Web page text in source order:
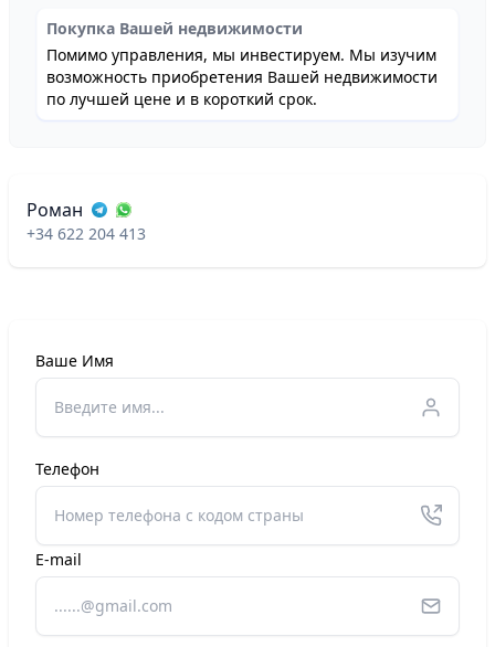
Покупка Вашей недвижимости
Помимо управления, мы инвестируем. Мы изучим
возможность приобретения Вашей недвижимости
по лучшей цене и в короткий срок.
Роман
+34 622 204 413
Ваше Имя
Телефон
E-mail